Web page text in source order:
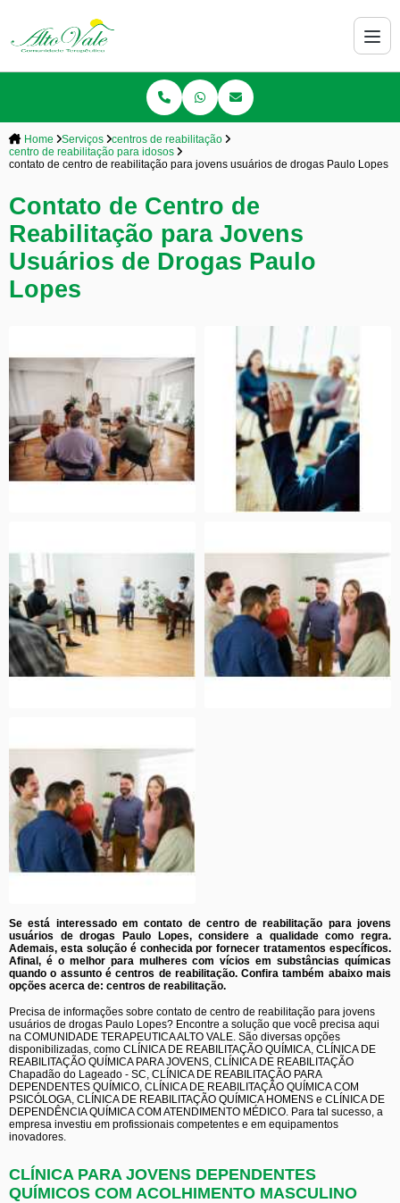
Home Serviços
centros de reabilitação
centro de reabilitação para idosos
contato de centro de reabilitação para jovens usuários de drogas Paulo Lopes
Contato de Centro de
Reabilitação para Jovens
Usuários de Drogas Paulo
Lopes
Se está interessado em contato de centro de reabilitação para jovens
usuários de drogas Paulo Lopes, considere a qualidade como regra.
Ademais, esta solução é conhecida por fornecer tratamentos específicos.
Afinal, é o melhor para mulheres com vícios em substâncias químicas
quando o assunto é centros de reabilitação. Confira também abaixo mais
opções acerca de: centros de reabilitação.
Precisa de informações sobre contato de centro de reabilitação para jovens
usuários de drogas Paulo Lopes? Encontre a solução que você precisa aqui
na COMUNIDADE TERAPEUTICA ALTO VALE. São diversas opções
disponibilizadas, como CLÍNICA DE REABILITAÇÃO QUÍMICA, CLÍNICA DE
REABILITAÇÃO QUÍMICA PARA JOVENS, CLÍNICA DE REABILITAÇÃO
Chapadão do Lageado - SC, CLÍNICA DE REABILITAÇÃO PARA
DEPENDENTES QUÍMICO, CLÍNICA DE REABILITAÇÃO QUÍMICA COM
PSICÓLOGA, CLÍNICA DE REABILITAÇÃO QUÍMICA HOMENS e CLÍNICA DE
DEPENDÊNCIA QUÍMICA COM ATENDIMENTO MÉDICO. Para tal sucesso, a
empresa investiu em profissionais competentes e em equipamentos
inovadores.
CLÍNICA PARA JOVENS DEPENDENTES
QUÍMICOS COM ACOLHIMENTO MASCULINO